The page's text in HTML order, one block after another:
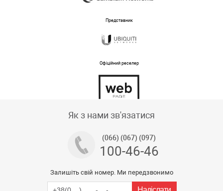
Представник
Офіційний реселер
Як з нами зв'язатися
(066) (067) (097)
100-46-46
Залишіть свій номер. Ми передзвонимо